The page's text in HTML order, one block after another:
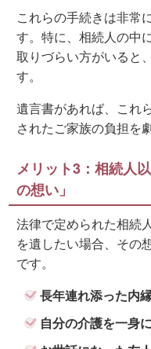
これらの手続きは非常
す。特に、相続人の中
取りづらい方がいると
す。
遺言書があれば、これ
されたご家族の負担を
メリット3：相続人
の想い」
法律で定められた相続
を遺したい場合、その
です。
長年連れ添った内
自分の介護を一身